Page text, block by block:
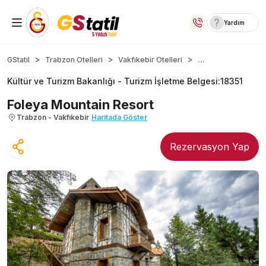
Yurt İçi Oteller
Temalı Oteller
Kıbrıs Otelleri
Taraftar Otelleri
Yurt Dışı Turlar
Yardım
GStatil Trabzon Otelleri Vakfıkebir Otelleri ...
Kültür ve Turizm Bakanlığı - Turizm İşletme Belgesi:18351
Foleya Mountain Resort
Trabzon - Vakfıkebir Haritada Göster
Rezervasyon Yap